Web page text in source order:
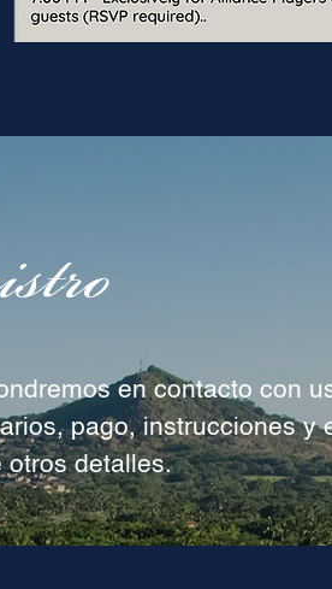
en contacto con
pago, instrucciones y
otros detalles.